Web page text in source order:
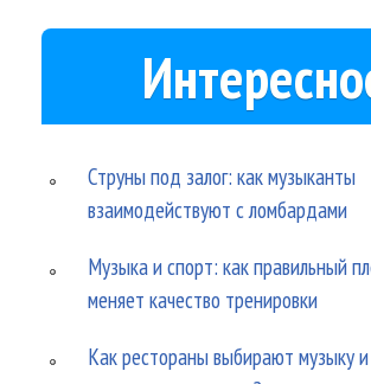
Струны под залог: как музыканты
взаимодействуют с ломбардами
Музыка и спорт: как правильный
меняет качество тренировки
Как рестораны выбирают музыку